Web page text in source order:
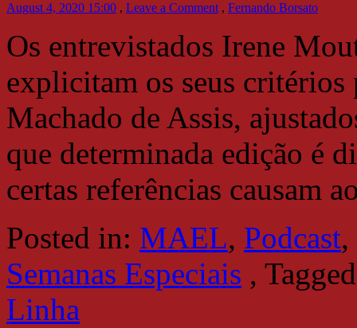
August 4, 2020 15:00 , Leave a Comment , Fernando Borsato
Os entrevistados Irene
explicitam os seus critérios
Machado de Assis,
que determinada edição é
certas referências causam
Posted in: MAEL, Podcast,
Semanas Especiais ,
Linha